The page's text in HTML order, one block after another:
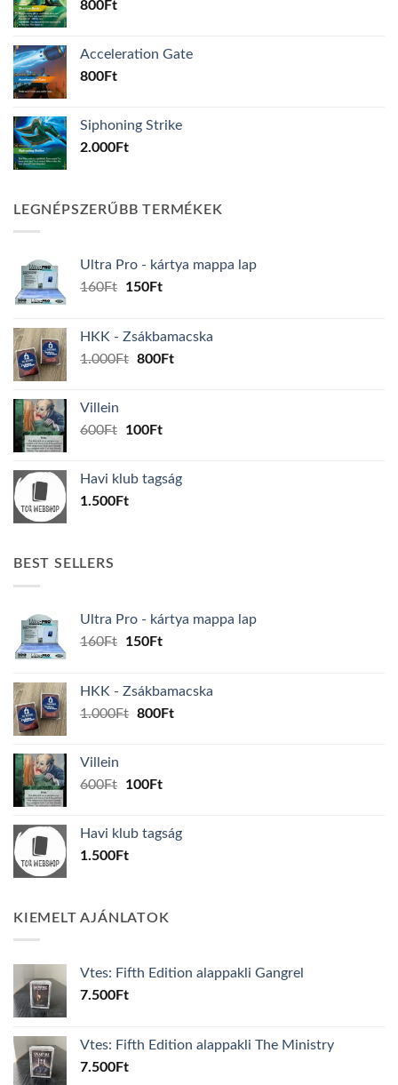
800Ft
Acceleration Gate
800Ft
Siphoning Strike
2.000Ft
LEGNÉPSZERŰBB TERMÉKEK
Ultra Pro - kártya mappa lap
160Ft
Original
160Ft.
150FtCurrent
150Ft.
HKK - Zsákbamacska
1.000Ft Original
800FtCurrent
Villein
600Ft
Original
600Ft.
100FtCurrent
100Ft.
Havi klub tagság
1.500Ft
BEST SELLERS
Ultra Pro - kártya mappa lap
160Ft
Original
160Ft.
150FtCurrent
150Ft.
HKK - Zsákbamacska
1.000Ft Original
800FtCurrent
Villein
600Ft
Original
600Ft.
100FtCurrent
100Ft.
Havi klub tagság
1.500Ft
KIEMELT AJÁNLATOK
Vtes: Fifth Edition alappakli Gangrel
7.500Ft
Vtes: Fifth Edition alappakli The Ministry
7.500Ft